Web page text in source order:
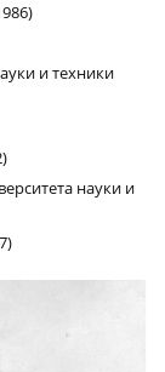
и техники
науки и